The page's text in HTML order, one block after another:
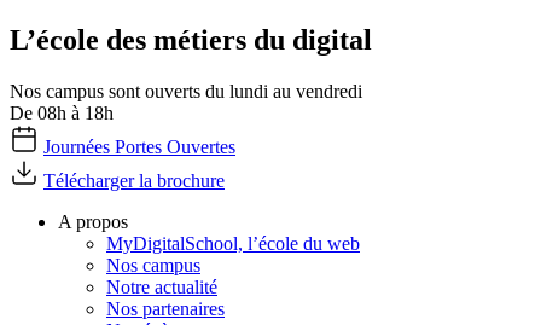
L’école des métiers du digital
Nos campus sont ouverts du lundi au vendredi
De 08h à 18h
Journées Portes Ouvertes
Télécharger la brochure
A propos
MyDigitalSchool, l’école du web
Nos campus
Notre actualité
Nos partenaires